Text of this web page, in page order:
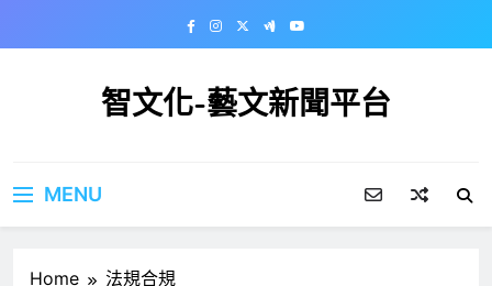
智文化-藝文新聞平台
MENU
Home 法規合規